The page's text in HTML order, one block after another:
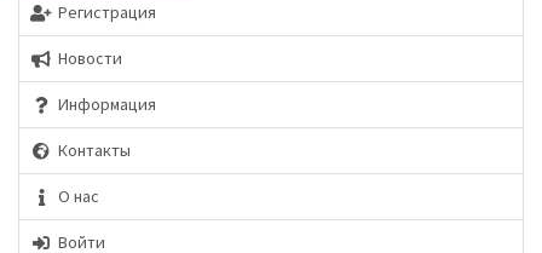
Регистрация
Новости
Информация
Контакты
О нас
Войти